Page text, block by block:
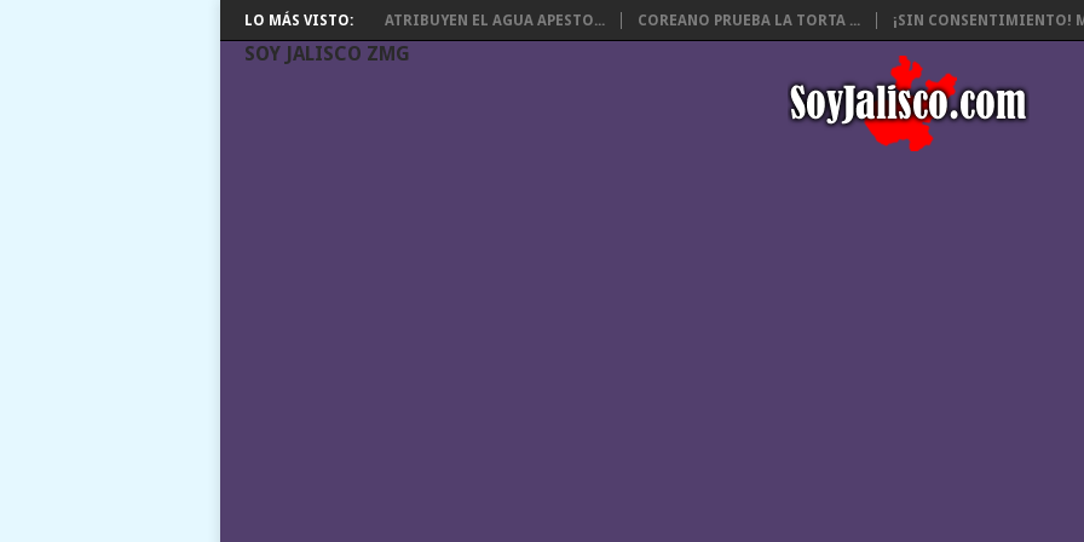
LO MÁS VISTO: ATRIBUYEN EL AGUA APESTO... COREANO PRUEBA LA TORTA ... ¡SIN CONSENTIMIENTO!
SOY JALISCO ZMG